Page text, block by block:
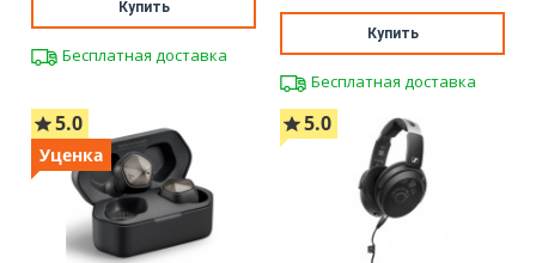
Купить
Бесплатная доставка
Купить
Бесплатная доставка
5.0
Уценка
5.0